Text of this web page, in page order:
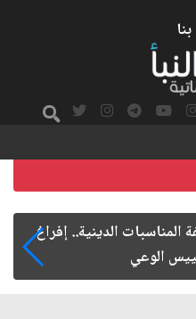
الفاعلية المجتمعية إلى المواطنة